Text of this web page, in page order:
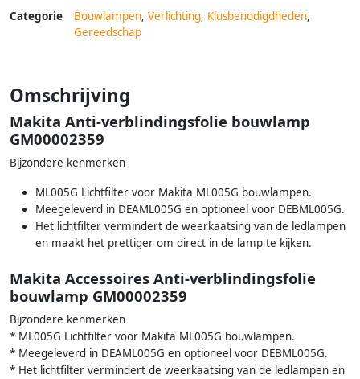
Categorie Bouwlampen, Verlichting, Klusbenodigdheden,
Gereedschap
Omschrijving
Makita Anti-verblindingsfolie bouwlamp
GM00002359
Bijzondere kenmerken
ML005G Lichtfilter voor Makita ML005G bouwlampen.
Meegeleverd in DEAML005G en optioneel voor DEBML005G.
Het lichtfilter vermindert de weerkaatsing van de ledlampen
en maakt het prettiger om direct in de lamp te kijken.
Makita Accessoires Anti-verblindingsfolie
bouwlamp GM00002359
Bijzondere kenmerken
* ML005G Lichtfilter voor Makita ML005G bouwlampen.
* Meegeleverd in DEAML005G en optioneel voor DEBML005G.
* Het lichtfilter vermindert de weerkaatsing van de ledlampen en